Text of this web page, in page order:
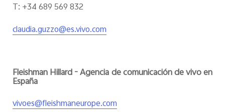
T: +34 689 569 832
claudia.guzzo@es.vivo.com
Fleishman Hillard - Agencia de comunicación de vivo en
España
vivoes@fleishmaneurope.com